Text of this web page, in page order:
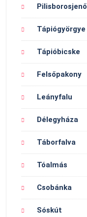
Pilisborosjenő
Tápiógyörgye
Tápióbicske
Felsőpakony
Leányfalu
Délegyháza
Táborfalva
Tóalmás
Csobánka
Sóskút